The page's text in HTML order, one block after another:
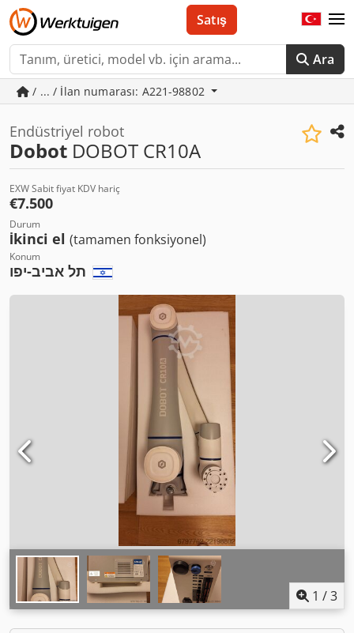
Ara
Satış
/ ... / İlan numarası: A221-98802
Endüstriyel robot
Dobot DOBOT CR10A
EXW Sabit fiyat KDV hariç
€7.500
Durum
İkinci el (tamamen fonksiyonel)
Konum
1 /3